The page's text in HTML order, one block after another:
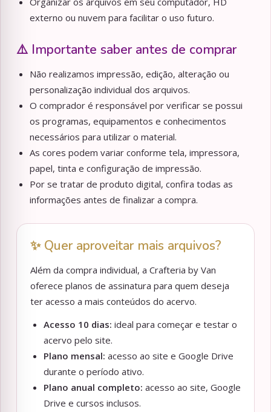
externo ou nuvem para facilitar o uso futuro.
⚠️ Importante saber antes de comprar
Não realizamos impressão, edição, alteração ou
personalização individual dos arquivos.
O comprador é responsável por verificar se possui
os programas, equipamentos e conhecimentos
necessários para utilizar o material.
As cores podem variar conforme tela, impressora,
papel, tinta e configuração de impressão.
Por se tratar de produto digital, confira todas as
informações antes de finalizar a compra.
✨ Quer aproveitar mais arquivos?
Além da compra individual, a Crafteria by Van
oferece planos de assinatura para quem deseja
ter acesso a mais conteúdos do acervo.
Acesso 10 dias: ideal para começar e testar o
acervo pelo site.
Plano mensal: acesso ao site e Google Drive
durante o período ativo.
Plano anual completo: acesso ao site, Google
Drive e cursos inclusos.